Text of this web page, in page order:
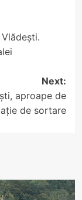
Next:
aproape de
de sortare